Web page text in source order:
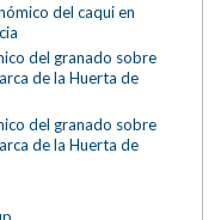
del caqui en
del granado sobre
de la Huerta de
del granado sobre
de la Huerta de